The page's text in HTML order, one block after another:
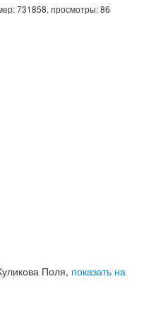
731858, просмотры: 86
Поля, показать на